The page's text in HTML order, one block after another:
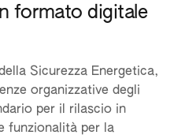
formato digitale
Sicurezza Energetica,
organizzative degli
per il rilascio in
funzionalità per la